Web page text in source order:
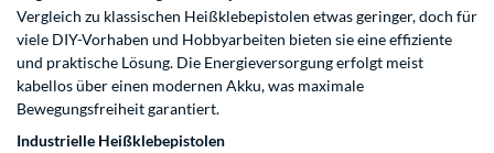
Vergleich zu klassischen Heißklebepistolen etwas geringer, doch für
viele DIY-Vorhaben und Hobbyarbeiten bieten sie eine effiziente
und praktische Lösung. Die Energieversorgung erfolgt meist
kabellos über einen modernen Akku, was maximale
Bewegungsfreiheit garantiert.
Industrielle Heißklebepistolen